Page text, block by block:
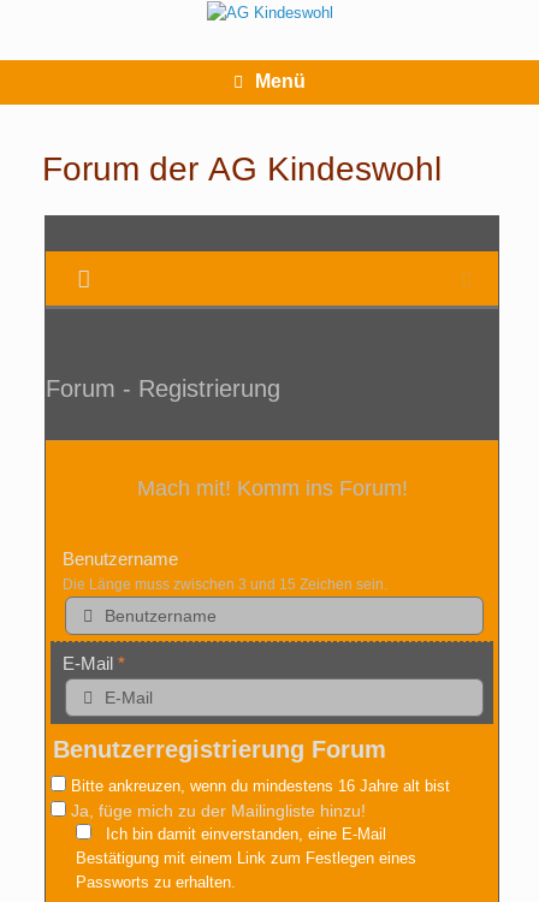
springen
Menü
Forum der AG Kindeswohl
Forum - Registrierung
Mach mit! Komm ins Forum!
Benutzername *
Die Länge muss zwischen 3 und 15 Zeichen sein.
E-Mail *
Benutzerregistrierung Forum
Bitte ankreuzen, wenn du mindestens 16 Jahre alt bist
Ja, füge mich zu der Mailingliste hinzu!
Ich bin damit einverstanden, eine E-Mail
Bestätigung mit einem Link zum Festlegen eines
Passworts zu erhalten.